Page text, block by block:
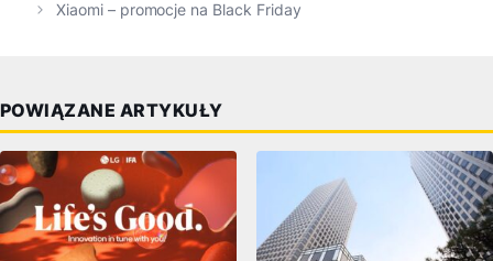
Xiaomi – promocje na Black Friday
POWIĄZANE ARTYKUŁY